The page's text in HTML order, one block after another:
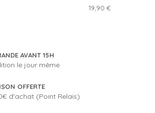
Prix
19,90 €
AVANT 15H
le jour même
OFFERTE
d'achat (Point Relais)